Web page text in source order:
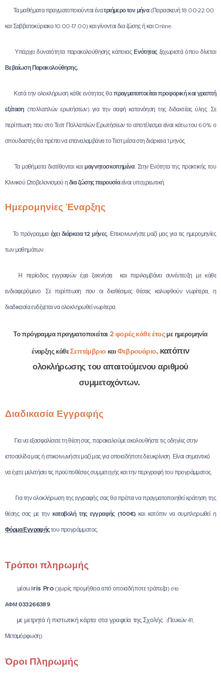
✅ Τα μαθήματα πραγματοποιούνται ένατριήμερο τον μήνα (Παρασκευή 18.00-22.00
και Σαββατοκύριακο 10.00-17.00) και γίνονται δια ζώσης ή και Online.
✅ Υπάρχει δυνατότητα παρακολούθησης κάποιαςΕνότηταςξεχωριστά όπου δίνεται
Βεβαίωση Παρακολούθησης.
✅ Κατά την ολοκλήρωση κάθε ενότητας θαπραγματοποείται προφορική και γραπτή
εξέταση(πολλαπλών ερωτήσεων) για την σαφή κατανόηση της διδακτέας ύλης. Σε
περίπτωση που στο Τεστ Πολλαπλών Ερωτήσεων το αποτέλεσμα είναι κάτω του 60% ο
σπουδαστής θα πρέπει να επαναλαμβάνει το Τεστ μέσα στη διάρκεια 1 μηνός.
✅ Τα μαθήματα διατίθονται καιμαγνητοσκοπημένα. Στην Ενότητα της πρακτικής του
Κλινικού Ωτοβελονισμού η δια ζώσης παρουσίαείναι υποχρεωτική.
Ημερομηνίες Έναρξης
🗓Το πρόγραμμα έχει διάρκεια 12 μήνες. Επικοινωνήστε μαζί μας για τις ημερομηνίες
των μαθημάτων.
✅ Η περίοδος εγγραφών έχει ξεκινήσει και περιλαμβάνει συνέντευξη με κάθε
ενδιαφερόμενο. Σε περίπτωση που οι διαθέσιμες θέσεις καλυφθούν νωρίτερα, η
διαδικασία ενδέχεται να ολοκληρωθεί νωρίτερα.
Το πρόγραμμα πραγματοποιείται 2 φορές κάθε έτοςμε ημερομηνία
έναρξης κάθεΣεπτέμβριο καιΦεβρουάριο, κατόπιν
ολοκλήρωσης του απαιτούμενου αριθμού
συμμετοχόντων.
Διαδικασία Εγγραφής
✅ Για να εξασφαλίσετε τη θέση σας, παρακαλούμε ακολουθήστε τις οδηγίες στην
ιστοσελίδα μας ή επικοινωνήστε μαζί μας για οποιαδήποτε διευκρίνιση. Είναι σημαντικό
να έχετε μελετήσει τις προϋποθέσεις συμμετοχής και την περιγραφή του προγράμματος.
✅ Για την ολοκλήρωση της εγγραφής σας θα πρέπει να πραγματοποιηθεί κράτηση της
θέσης σας με την καταβολή της εγγραφής (100€)και κατόπιν να συμπληρωθεί η
Φόρμα Εγγραφήςτου προγράμματος,
Τρόποι πληρωμής
μέσωIris Pro(χωρίς προμήθεια από οποιαδήποτε τράπεζα)στο
ΑΦΜ 033266389.
με μετρητά ή πιστωτική κάρτα στα γραφεία της Σχολής (Πευκών 41,
Μεταμόρφωση)
Όροι Πληρωμής